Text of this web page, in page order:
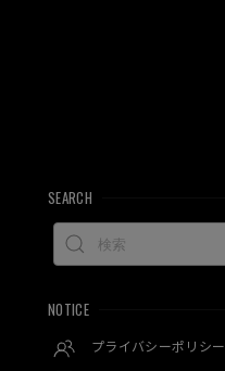
SEARCH
NOTICE
プライバシーポリシー